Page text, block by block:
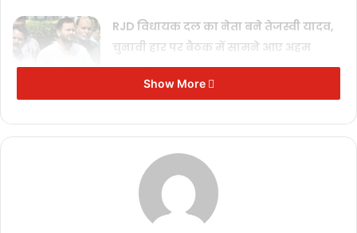
RJD विधायक दल का नेता बने तेजस्वी यादव,
चुनावी हार पर बैठक में सामने आए अहम
कारण
November 17, 2025
शिक्षक भर्ती घोटाला: पूर्व शिक्षा मंत्री पार्थ चटर्जी
November 11, 2025
India vs Australia: आखिरी टी20 रद्द, भारत
ने सीरीज 2-1 से अपने नाम की
Show More